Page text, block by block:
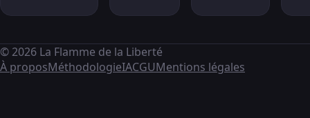
© 2026 La Flamme de la Liberté
À proposMéthodologieIACGUMentions légales